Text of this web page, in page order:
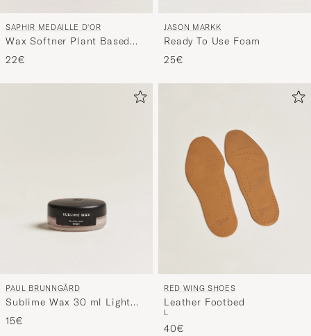
SAPHIR MEDAILLE D'OR
Wax Softner Plant Based
75ml
22€
JASON MARKK
Ready To Use Foam
25€
PAUL BRUNNGÅRD
Sublime Wax 30 ml Light
Brown
15€
RED WING SHOES
Leather Footbed
L
40€